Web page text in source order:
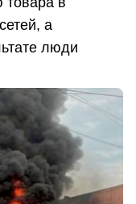
а
люди